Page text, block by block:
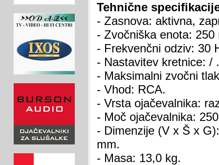
Tehnične
- Zasnova: aktivna,
- Zvočniška enota: 250
- Frekvenčni odziv: 30
- Nastavitev kretnice: / .
- Maksimalni zvočni
- Vhod: RCA.
- Vrsta ojačevalnika:
- Moč ojačevalnika:
- Dimenzije (V x Š x
mm.
- Masa: 13,0 kg.